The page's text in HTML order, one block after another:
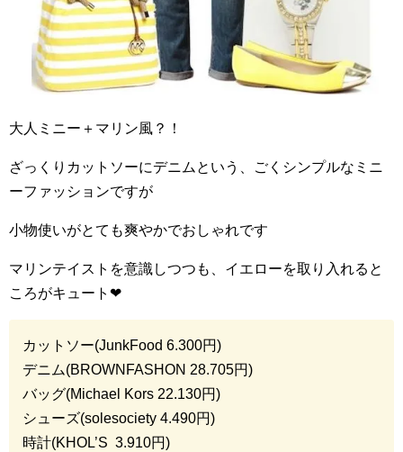
大人ミニー＋マリン風？！
ざっくりカットソーにデニムという、ごくシンプルなミニ
ーファッションですが
小物使いがとても爽やかでおしゃれです
マリンテイストを意識しつつも、イエローを取り入れると
ころがキュート ❤︎
カットソー(JunkFood 6.300円)
デニム(BROWNFASHON 28.705円)
バッグ(Michael Kors 22.130円)
シューズ(solesociety 4.490円)
時計(KHOL’S 3.910円)